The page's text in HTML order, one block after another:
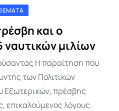
και ο
μιλίων
Η παραίτηση που
των Πολιτικών
Εξωτερικών, πρέσβης
επικαλούμενος λόγους.